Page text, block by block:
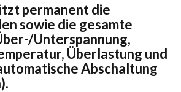
permanent die
sowie die gesamte
Unterspannung,
Überlastung und
Abschaltung